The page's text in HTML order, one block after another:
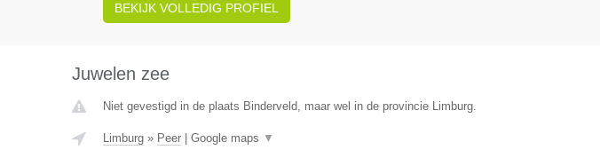
BEKIJK VOLLEDIG PROFIEL
Juwelen zee
Niet gevestigd in de plaats Binderveld, maar wel in de provincie Limburg.
Limburg» Peer| Google maps ▼